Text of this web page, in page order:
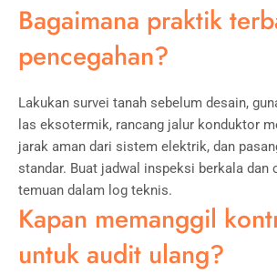
Bagaimana praktik
pencegahan?
Lakukan survei tanah sebelum desain,
las eksotermik, rancang jalur konduktor
jarak aman dari sistem elektrik, dan
standar. Buat jadwal inspeksi berkala dan
temuan dalam log teknis.
Kapan memanggil
untuk audit ulang?